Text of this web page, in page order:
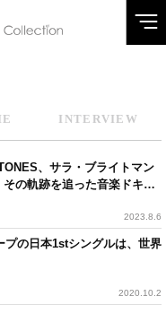
INTERVIEW
、サラ・ブライトマン
の軌跡を追った音楽ドキュ
2023.8.6
プの日本1stシングルは、世界
2020.10.2